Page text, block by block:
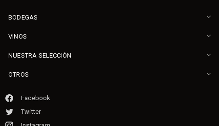
Facebook
Twitter
BODEGAS
VINOS
NUESTRA SELECCIÓN
OTROS